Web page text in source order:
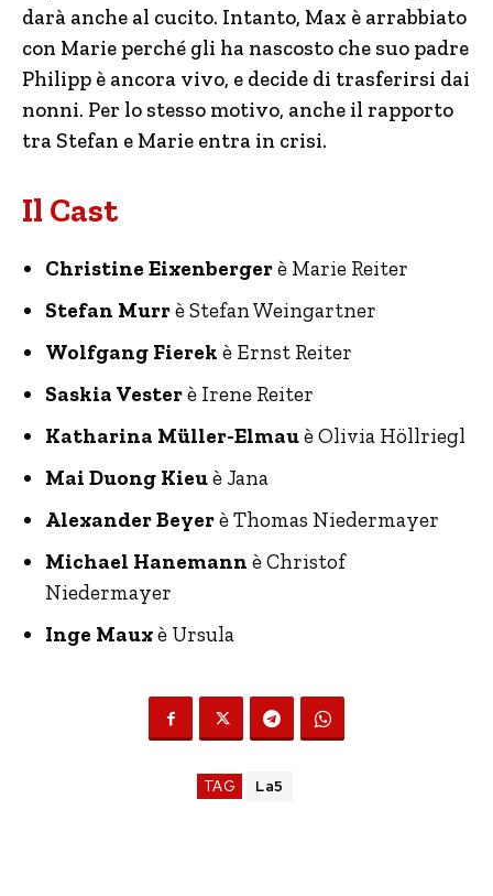
darà anche al cucito. Intanto, Max è arrabbiato
con Marie perché gli ha nascosto che suo padre
Philipp è ancora vivo, e decide di trasferirsi dai
nonni. Per lo stesso motivo, anche il rapporto
tra Stefan e Marie entra in crisi.
Il Cast
Christine Eixenbergerè Marie Reiter
Stefan Murrè Stefan Weingartner
Wolfgang Fierek è Ernst Reiter
Saskia Vesterè Irene Reiter
Katharina Müller-Elmauè Olivia Höllriegl
Mai Duong Kieuè Jana
Alexander Beyerè Thomas Niedermayer
Michael Hanemann è Christof
Niedermayer
Inge Mauxè Ursula
TAG La5